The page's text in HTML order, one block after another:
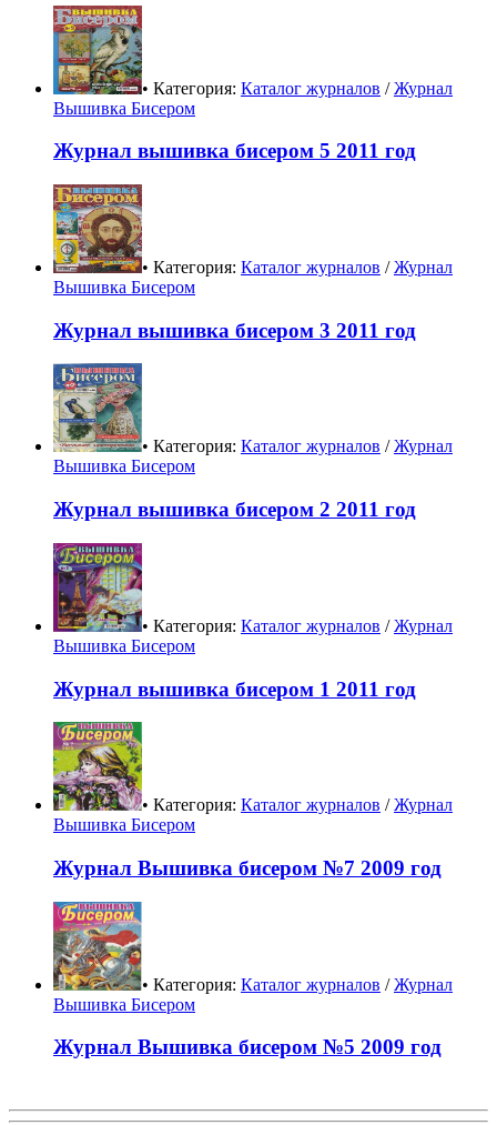
• Категория: Каталог журналов /Журнал
Вышивка Бисером
Журнал вышивка бисером 5 2011 год
• Категория: Каталог журналов /Журнал
Вышивка Бисером
Журнал вышивка бисером 3 2011 год
• Категория: Каталог журналов /Журнал
Вышивка Бисером
Журнал вышивка бисером 2 2011 год
• Категория: Каталог журналов /Журнал
Вышивка Бисером
Журнал вышивка бисером 1 2011 год
• Категория: Каталог журналов /Журнал
Вышивка Бисером
Журнал Вышивка бисером №7 2009 год
• Категория: Каталог журналов /Журнал
Вышивка Бисером
Журнал Вышивка бисером №5 2009 год